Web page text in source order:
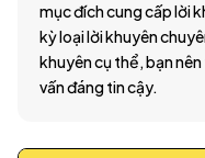
mục đích cung cấp lời
kỳ loại lời khuyên
khuyên cụ thể, bạn
vấn đáng tin cậy.